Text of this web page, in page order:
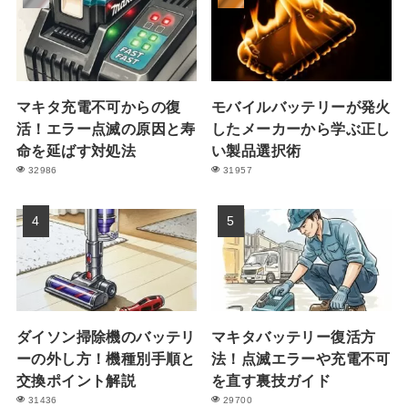
マキタ充電不可からの復
活！エラー点滅の原因と寿
命を延ばす対処法
32986
モバイルバッテリーが発火
したメーカーから学ぶ正し
い製品選択術
31957
ダイソン掃除機のバッテリ
ーの外し方！機種別手順と
交換ポイント解説
31436
マキタバッテリー復活方
法！点滅エラーや充電不可
を直す裏技ガイド
29700